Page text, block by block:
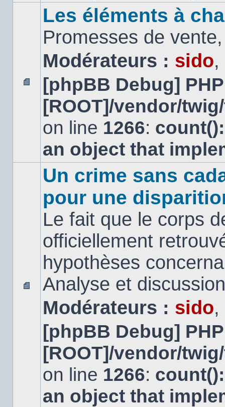
Aucun
message
non
Les éléments à
Promesses de
Modérateurs : sido,
[phpBB Debug]
[ROOT]/vendor/
on line 1266:
an object that
message
non
lu
Un crime sans
pour une
Le fait que le corps
officiellement
hypothèses
Analyse et
Modérateurs : sido,
[phpBB Debug]
[ROOT]/vendor/
on line 1266:
an object that